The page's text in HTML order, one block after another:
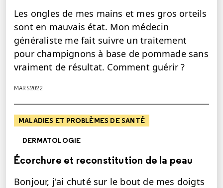
Les ongles de mes mains et mes gros orteils
sont en mauvais état. Mon médecin
généraliste me fait suivre un traitement
pour champignons à base de pommade sans
vraiment de résultat. Comment guérir ?
MARS 2022
MALADIES ET PROBLÈMES DE SANTÉ
DERMATOLOGIE
Écorchure et reconstitution de la peau
Bonjour, j'ai chuté sur le bout de mes doigts